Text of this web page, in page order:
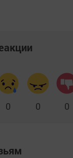
0 0 0